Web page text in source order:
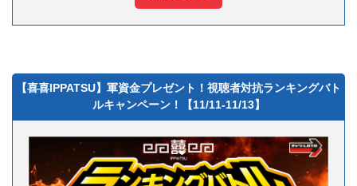
【喜喜IPPATSU】軍資金プレゼント！視聴者対抗ランキングバト
ルキャンペーン！【11/11-11/13】